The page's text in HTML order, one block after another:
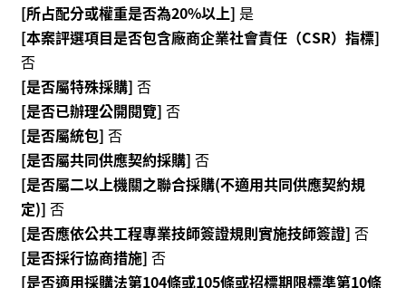
隱
私
宣
告
資
訊
安
全
網
站
資
[所占配分或權重是否為20%以上] 是
[本案評選項目是否包含廠商企業社會責任（CSR）指標]
否
[是否屬特殊採購] 否
[是否已辦理公開閱覽] 否
[是否屬統包] 否
[是否屬共同供應契約採購] 否
[是否屬二以上機關之聯合採購(不適用共同供應契約規
定)] 否
[是否應依公共工程專業技師簽證規則實施技師簽證] 否
[是否採行協商措施] 否
[是否適用採購法第104條或105條或招標期限標準第10條